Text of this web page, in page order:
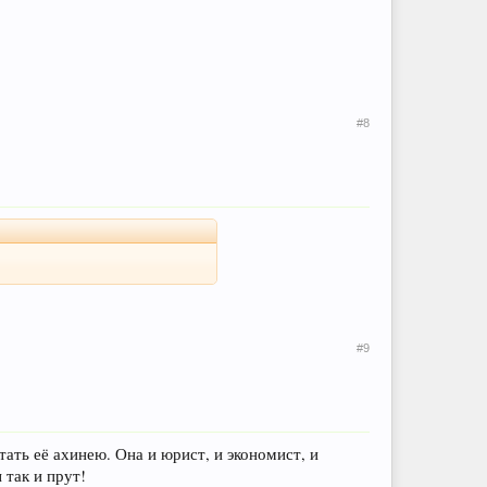
#8
#9
её ахинею. Она и юрист, и экономист, и
так и прут!